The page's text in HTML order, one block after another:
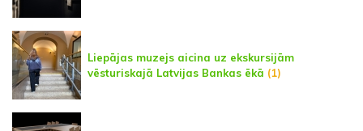
Liepājas muzejs aicina uz ekskursijām
vēsturiskajā Latvijas Bankas ēkā (1)